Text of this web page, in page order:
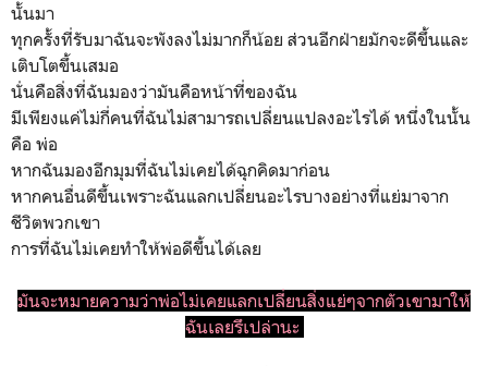
นั้นมา
ทุกครั้งที่รับมาฉันจะพังลงไม่มากก็น้อย ส่วนอีกฝ่ายมักจะดีขึ้นและ
เติบโตขึ้นเสมอ
นั่นคือสิ่งที่ฉันมองว่ามันคือหน้าที่ของฉัน
มีเพียงแค่ไม่กี่คนที่ฉันไม่สามารถเปลี่ยนแปลงอะไรได้ หนึ่งในนั้น
คือ พ่อ
หากฉันมองอีกมุมที่ฉันไม่เคยได้ฉุกคิดมาก่อน
หากคนอื่นดีขึ้นเพราะฉันแลกเปลี่ยนอะไรบางอย่างที่แย่มาจาก
ชีวิตพวกเขา
การที่ฉันไม่เคยทำให้พ่อดีขึ้นได้เลย
มันจะหมายความว่าพ่อไม่เคยแลกเปลี่ยนสิ่งแย่ๆจากตัวเขามาให้
ฉันเลยรึเปล่านะ